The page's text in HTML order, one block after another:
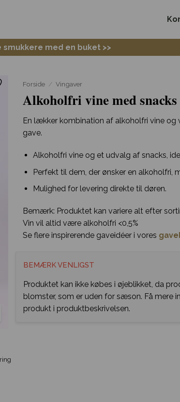
med en buket >>
Forside / Vingaver
Alkoholfri vine med snacks
En lækker kombination af alkoholfri vine
gave.
Alkoholfri vine og et udvalg af snacks,
Perfekt til dem, der ønsker en alkoholfri,
Mulighed for levering direkte til døren.
Bemærk: Produktet kan variere alt efter
Vin vil altid være alkoholfri <0,5%
Se flere inspirerende gaveidéer i vores
BEMÆRK VENLIGST
Produktet kan ikke købes i øjeblikket, da
blomster, som er uden for sæson. Få
produkt i produktbeskrivelsen.